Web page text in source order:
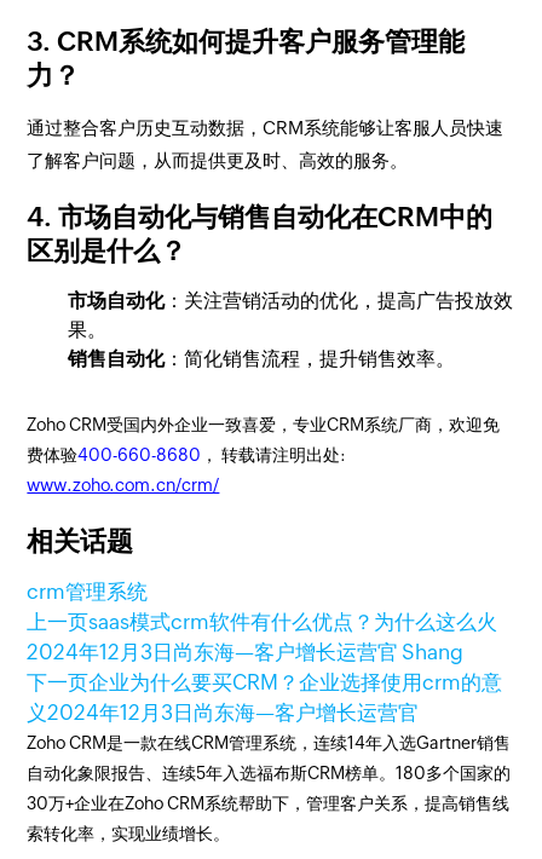
3. CRM系统如何提升客户服务管理能
力？
通过整合客户历史互动数据，CRM系统能够让客服人员快速
了解客户问题，从而提供更及时、高效的服务。
4. 市场自动化与销售自动化在CRM中的
区别是什么？
市场自动化：关注营销活动的优化，提高广告投放效
果。
销售自动化：简化销售流程，提升销售效率。
Zoho CRM受国内外企业一致喜爱，专业CRM系统厂商，欢迎免
费体验400-660-8680 ， 转载请注明出处:
www.zoho.com.cn/crm/
相关话题
crm管理系统
上一页saas模式crm软件有什么优点？为什么这么火
2024年12月3日 尚东海—客户增长运营官 Shang
下一页企业为什么要买CRM？企业选择使用crm的意
义2024年12月3日 尚东海—客户增长运营官
Zoho CRM是一款在线CRM管理系统，连续14年入选Gartner销售
自动化象限报告、连续5年入选福布斯CRM榜单。180多个国家的
30万+企业在Zoho CRM系统帮助下，管理客户关系，提高销售线
索转化率，实现业绩增长。